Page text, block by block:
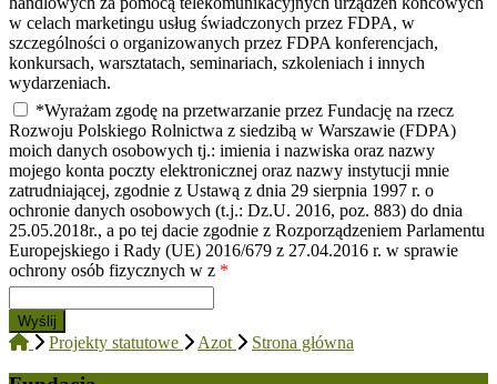
w celach marketingu usług świadczonych przez FDPA, w
szczególności o organizowanych przez FDPA konferencjach,
konkursach, warsztatach, seminariach, szkoleniach i innych
wydarzeniach.
*Wyrażam zgodę na przetwarzanie przez Fundację na rzecz
Rozwoju Polskiego Rolnictwa z siedzibą w Warszawie (FDPA)
moich danych osobowych tj.: imienia i nazwiska oraz nazwy
mojego konta poczty elektronicznej oraz nazwy instytucji mnie
zatrudniającej, zgodnie z Ustawą z dnia 29 sierpnia 1997 r. o
ochronie danych osobowych (t.j.: Dz.U. 2016, poz. 883) do dnia
25.05.2018r., a po tej dacie zgodnie z Rozporządzeniem Parlamentu
Europejskiego i Rady (UE) 2016/679 z 27.04.2016 r. w sprawie
ochrony osób fizycznych w z *
Projekty statutowe Azot Strona główna